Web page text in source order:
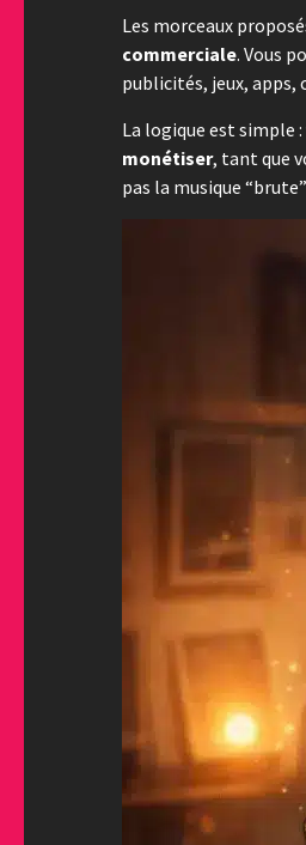
Les morceaux
commerciale. Vous
publicités, jeux, apps,
La logique est simple :
monétiser, tant que
pas la musique